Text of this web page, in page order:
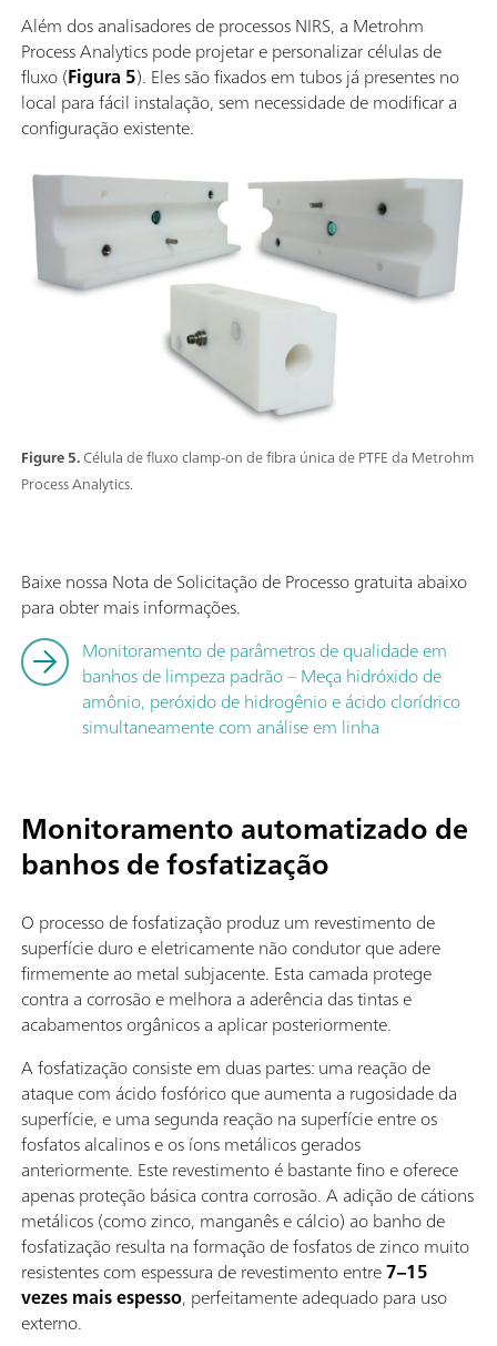
Figure 5.Célula de fluxo clamp-on de fibra única de PTFE da Metrohm
Process Analytics.
Além dos analisadores de processos NIRS, a Metrohm
Process Analytics pode projetar e personalizar células de
fluxo (Figura 5). Eles são fixados em tubos já presentes no
local para fácil instalação, sem necessidade de modificar a
configuração existente.
Baixe nossa Nota de Solicitação de Processo gratuita abaixo
para obter mais informações.
Monitoramento de parâmetros de qualidade em
banhos de limpeza padrão – Meça hidróxido de
amônio, peróxido de hidrogênio e ácido clorídrico
simultaneamente com análise em linha
Monitoramento automatizado de
banhos de fosfatização
O processo de fosfatização produz um revestimento de
superfície duro e eletricamente não condutor que adere
firmemente ao metal subjacente. Esta camada protege
contra a corrosão e melhora a aderência das tintas e
acabamentos orgânicos a aplicar posteriormente.
A fosfatização consiste em duas partes: uma reação de
ataque com ácido fosfórico que aumenta a rugosidade da
superfície, e uma segunda reação na superfície entre os
fosfatos alcalinos e os íons metálicos gerados
anteriormente. Este revestimento é bastante fino e oferece
apenas proteção básica contra corrosão. A adição de cátions
metálicos (como zinco, manganês e cálcio) ao banho de
fosfatização resulta na formação de fosfatos de zinco muito
resistentes com espessura de revestimento entre7–15
vezes mais espesso, perfeitamente adequado para uso
externo.